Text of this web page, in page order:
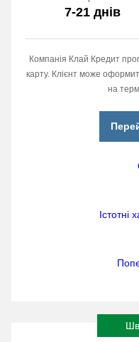
7-21 днів
Компанія Клай Кредит
карту. Клієнт може
на
Істотні